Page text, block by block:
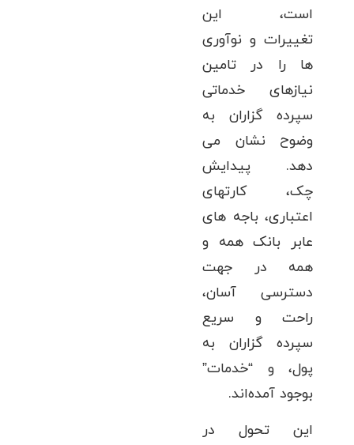
است، این
تغییرات و نوآوری
ها را در تامین
نیازهای خدماتی
سپرده گزاران به
وضوح نشان می
دهد. پیدایش
چک، کارتهای
اعتباری، باجه های
عابر بانک همه و
همه در جهت
دسترسی آسان،
راحت و سریع
سپرده گزاران به
پول، و “خدمات”
بوجود آمده‌اند.
این تحول در